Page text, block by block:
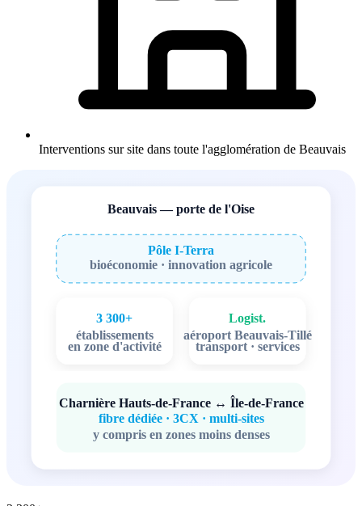
Interventions sur site dans toute l'agglomération de Beauvais
Beauvais — porte de l'Oise
Pôle I-Terra
bioéconomie · innovation agricole
3 300+
établissements
en zone d'activité
Logist.
aéroport Beauvais-Tillé
transport · services
Charnière Hauts-de-France ↔ Île-de-France
fibre dédiée · 3CX · multi-sites
y compris en zones moins denses